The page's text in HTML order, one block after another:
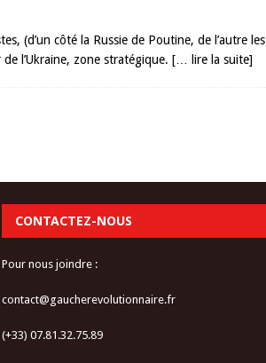
(d’un côté la Russie de Poutine, de l’autre les
l’Ukraine, zone stratégique. [… lire la suite]
CONTACTEZ-NOUS
Pour nous joindre :
contact@gaucherevolutionnaire.fr
(+33) 07.81.32.75.89